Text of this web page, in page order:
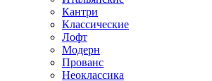
Кантри
Классические
Лофт
Модерн
Прованс
Неоклассика